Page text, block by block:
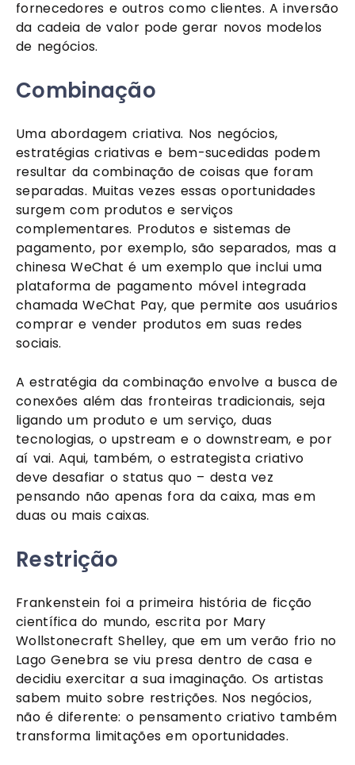
fornecedores e outros como clientes. A inversão
da cadeia de valor pode gerar novos modelos
de negócios.
Combinação
Uma abordagem criativa. Nos negócios,
estratégias criativas e bem-sucedidas podem
resultar da combinação de coisas que foram
separadas. Muitas vezes essas oportunidades
surgem com produtos e serviços
complementares. Produtos e sistemas de
pagamento, por exemplo, são separados, mas a
chinesa WeChat é um exemplo que inclui uma
plataforma de pagamento móvel integrada
chamada WeChat Pay, que permite aos usuários
comprar e vender produtos em suas redes
sociais.
A estratégia da combinação envolve a busca de
conexões além das fronteiras tradicionais, seja
ligando um produto e um serviço, duas
tecnologias, o upstream e o downstream, e por
aí vai. Aqui, também, o estrategista criativo
deve desafiar o status quo – desta vez
pensando não apenas fora da caixa, mas em
duas ou mais caixas.
Restrição
Frankenstein foi a primeira história de ficção
científica do mundo, escrita por Mary
Wollstonecraft Shelley, que em um verão frio no
Lago Genebra se viu presa dentro de casa e
decidiu exercitar a sua imaginação. Os artistas
sabem muito sobre restrições. Nos negócios,
não é diferente: o pensamento criativo também
transforma limitações em oportunidades.